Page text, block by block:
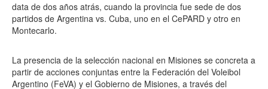
data de dos años atrás, cuando la provincia fue sede de dos
partidos de Argentina vs. Cuba, uno en el CePARD y otro en
Montecarlo.
La presencia de la selección nacional en Misiones se concreta a
partir de acciones conjuntas entre la Federación del Voleibol
Argentino (FeVA) y el Gobierno de Misiones, a través del